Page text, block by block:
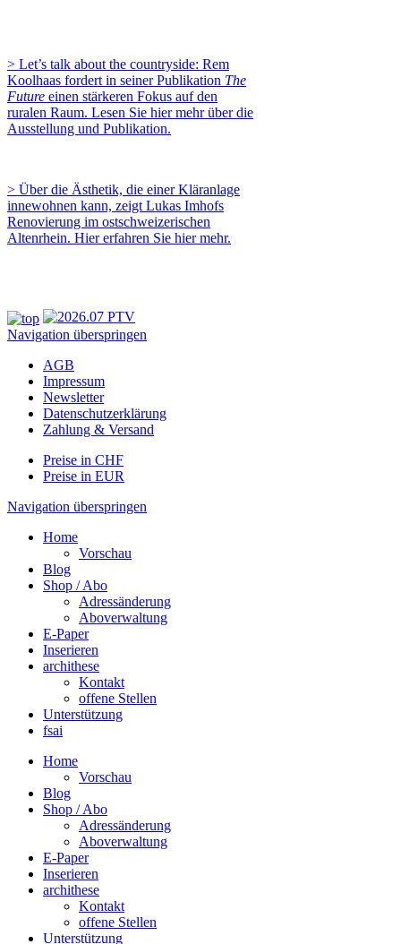
> Let’s talk about the countryside: Rem
Koolhaas fordert in seiner Publikation The
Future einen stärkeren Fokus auf den
ruralen Raum. Lesen Sie hier mehr über die
Ausstellung und Publikation.
> Über die Ästhetik, die einer Kläranlage
innewohnen kann, zeigt Lukas Imhofs
Renovierung im ostschweizerischen
Altenrhein. Hier erfahren Sie hier mehr.
Navigation überspringen
AGB
Impressum
Newsletter
Datenschutzerklärung
Zahlung & Versand
Preise in CHF
Preise in EUR
Navigation überspringen
Home
Vorschau
Blog
Shop / Abo
Adressänderung
Aboverwaltung
E-Paper
Inserieren
archithese
Kontakt
offene Stellen
Unterstützung
fsai
Home
Vorschau
Blog
Shop / Abo
Adressänderung
Aboverwaltung
E-Paper
Inserieren
archithese
Kontakt
offene Stellen
Unterstützung